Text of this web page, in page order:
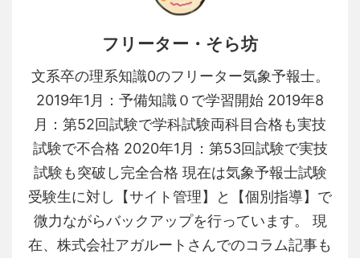
フリーター・そら坊
文系卒の理系知識0のフリーター気象予報士。
2019年1月：予備知識０で学習開始 2019年8
月：第52回試験で学科試験両科目合格も実技
試験で不合格 2020年1月：第53回試験で実技
試験も突破し完全合格 現在は気象予報士試験
受験生に対し【サイト管理】と【個別指導】で
微力ながらバックアップを行っています。 現
在、株式会社アガルートさんでのコラム記事も